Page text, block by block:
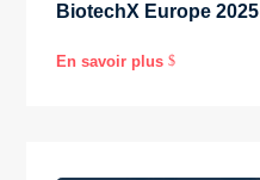
BiotechX Europe 2025
En savoir plus $